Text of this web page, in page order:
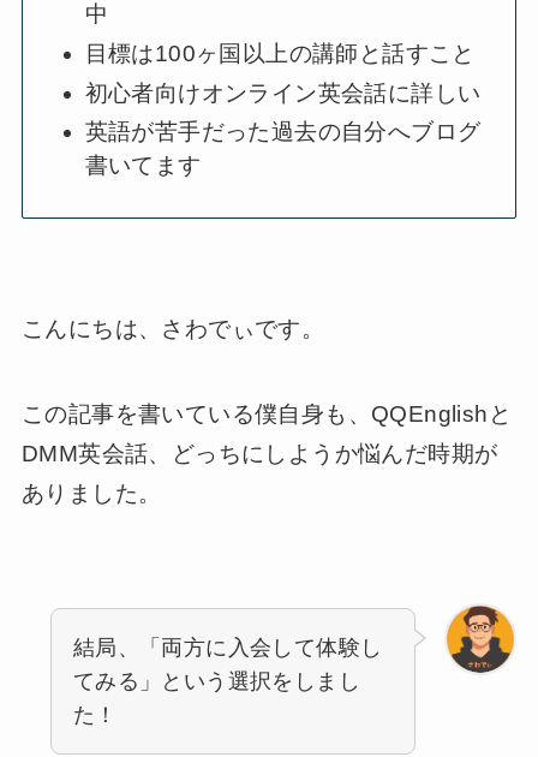
中
目標は100ヶ国以上の講師と話すこと
初心者向けオンライン英会話に詳しい
英語が苦手だった過去の自分へブログ
書いてます
こんにちは、さわでぃです。
この記事を書いている僕自身も、QQEnglishと
DMM英会話、どっちにしようか悩んだ時期が
ありました。
結局、「両方に入会して体験し
てみる」という選択をしまし
た！